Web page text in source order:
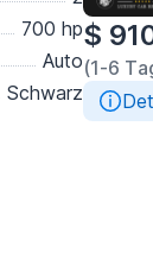
700 hp
Auto
Schwarz
$
(1-6